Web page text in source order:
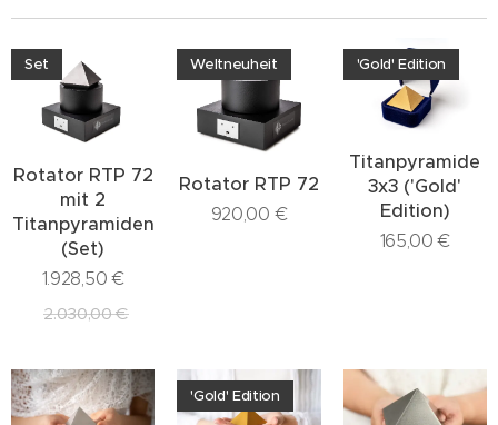
Rotator RTP 72
mit 2
Titanpyramiden
(Set)
Set
1.928,50 €
2.030,00€
Rotator RTP 72
Weltneuheit
920,00 €
Titanpyramide
3x3 ('Gold'
Edition)
'Gold' Edition
165,00 €
'Gold' Edition